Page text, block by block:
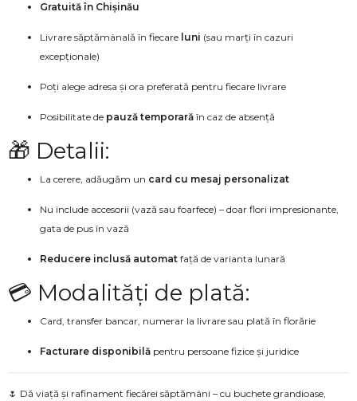
Gratuită în Chișinău
Livrare săptămânală în fiecare luni (sau marți în cazuri
excepționale)
Poți alege adresa și ora preferată pentru fiecare livrare
Posibilitate de pauză temporară în caz de absență
🎁 Detalii:
La cerere, adăugăm un card cu mesaj personalizat
Nu include accesorii (vază sau foarfece) – doar flori impresionante,
gata de pus în vază
Reducere inclusă automat față de varianta lunară
💳 Modalități de plată:
Card, transfer bancar, numerar la livrare sau plată în florărie
Facturare disponibilă pentru persoane fizice și juridice
🌷 Dă viață și rafinament fiecărei săptămâni – cu buchete grandioase,